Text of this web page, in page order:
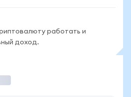
работать и
доход.